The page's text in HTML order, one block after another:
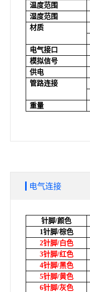
温度范围
湿度范围
材质
电气接口
模拟信号
供电
管路连接
重量
电气连接
针脚/颜色
1针脚/棕色
2针脚/白色
3针脚/红色
4针脚/黑色
5针脚/黄色
6针脚/灰色